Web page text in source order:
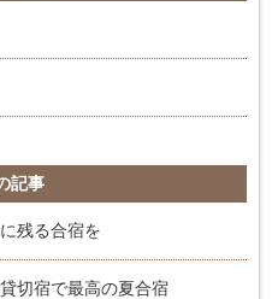
記事
残る合宿を
切宿で最高の夏合宿